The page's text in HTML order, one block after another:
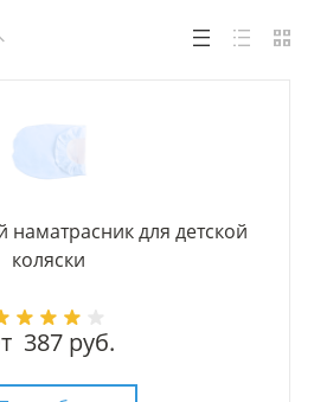
для детской
коляски
387 руб.